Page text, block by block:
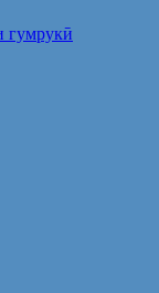
гумрукӣ